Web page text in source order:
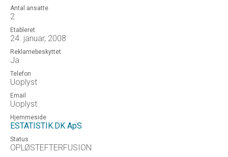
Antal ansatte
2
Etableret
24. januar, 2008
Reklamebeskyttet
Ja
Telefon
Uoplyst
Email
Uoplyst
Hjemmeside
ESTATISTIK.DK ApS
Status
OPLØSTEFTERFUSION